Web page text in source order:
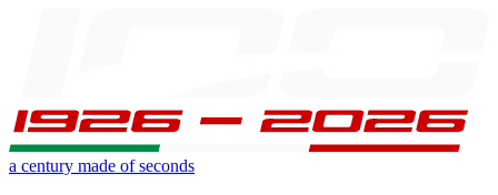
a century made of seconds